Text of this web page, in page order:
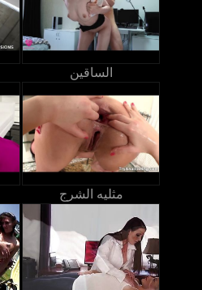
الساقين
مثليه الشرج